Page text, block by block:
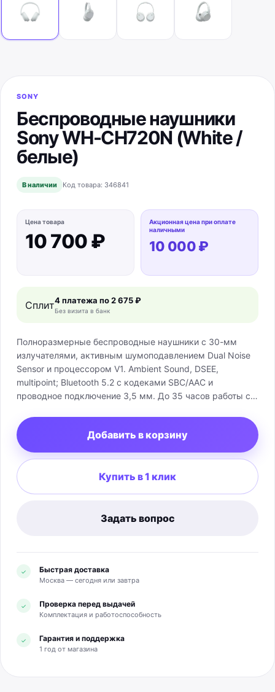
SONY
Беспроводные наушники
Sony WH-CH720N (White /
белые)
В наличии Код товара: 346841
Цена товара
10 700 ₽
Акционная цена при оплате
наличными
10 000 ₽
Сплит4 платежа по2 675 ₽
Без визита в банк
Полноразмерные беспроводные наушники с 30-мм
излучателями, активным шумоподавлением Dual Noise
Sensor и процессором V1. Ambient Sound, DSEE,
multipoint; Bluetooth 5.2 с кодеками SBC/AAC и
проводное подключение 3,5 мм. До 35 часов работы с
Комплект: наушники, кабель USB-C для зарядки,
аудиокабель 3,5 мм и документация.
Добавить в корзину
Купить в 1 клик
Задать вопрос
✓ Быстрая доставка
Москва — сегодня или завтра
✓ Проверка перед выдачей
Комплектация и работоспособность
✓ Гарантия и поддержка
1 год от магазина